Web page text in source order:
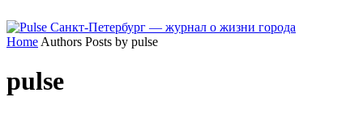
Home Authors Posts by pulse
pulse